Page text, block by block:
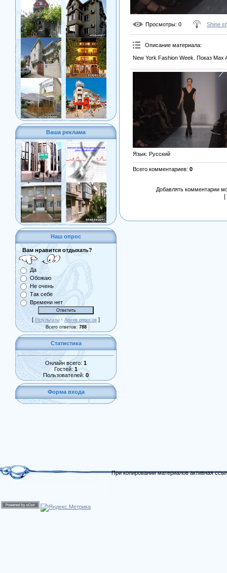
Ваша реклама
Наш опрос
Вам нравится отдыхать?
Да
Обожаю
Не очень
Так себе
Времени нет
[ Результаты · Архив опросов ]
Всего ответов: 788
Статистика
Онлайн всего: 1
Гостей: 1
Пользователей: 0
Форма входа
Просмотры: 0 Shine
Описание материала:
New York Fashion Week. Показ Max
Язык: Русский
Всего комментариев: 0
Добавлять комментарии
[
При копировании материалов активная